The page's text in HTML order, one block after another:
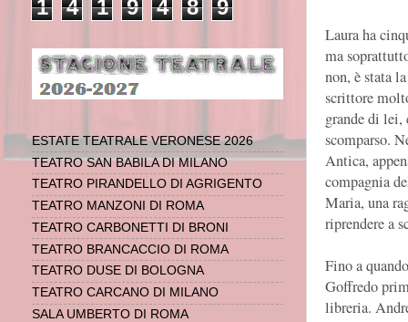
Laura ha
ma
non, è stata
scrittore
grande di lei,
scomparso.
Antica,
compagnia
Maria, una
riprendere a
Fino a
Goffredo
libreria.
1 4 1 9 4 8 9
ESTATE TEATRALE VERONESE 2026
TEATRO SAN BABILA DI MILANO
TEATRO PIRANDELLO DI AGRIGENTO
TEATRO MANZONI DI ROMA
TEATRO CARBONETTI DI BRONI
TEATRO BRANCACCIO DI ROMA
TEATRO DUSE DI BOLOGNA
TEATRO CARCANO DI MILANO
SALA UMBERTO DI ROMA